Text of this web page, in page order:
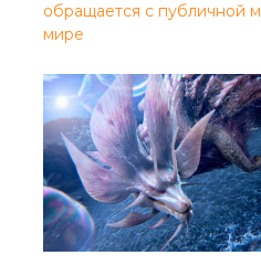
обращается с публичной
мире